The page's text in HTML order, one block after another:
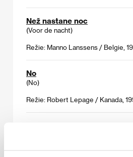
Než nastane noc
(Voor de nacht)
Režie: Manno Lanssens / Belgie,
No
(No)
Režie: Robert Lepage / Kanada,